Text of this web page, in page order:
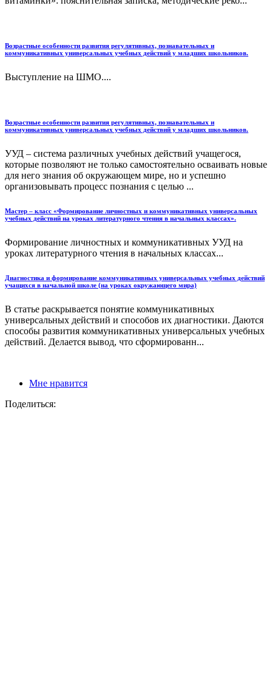
Возрастные особенности развития регулятивных, познавательных и
коммуникативных универсальных учебных действий у младших школьников.
Выступление на ШМО....
Возрастные особенности развития регулятивных, познавательных и
коммуникативных универсальных учебных действий у младших школьников.
УУД – система различных учебных действий учащегося,
которые позволяют не только самостоятельно осваивать новые
для него знания об окружающем мире, но и успешно
организовывать процесс познания с целью ...
Мастер – класс «Формирование личностных и коммуникативных универсальных
учебных действий на уроках литературного чтения в начальных классах».
Формирование личностных и коммуникативных УУД на
уроках литературного чтения в начальных классах...
Диагностика и формирование коммуникативных универсальных учебных действий
учащихся в начальной школе (на уроках окружающего мира)
В статье раскрывается понятие коммуникативных
универсальных действий и способов их диагностики. Даются
способы развития коммуникативных универсальных учебных
действий. Делается вывод, что сформированн...
Мне нравится
Поделиться: